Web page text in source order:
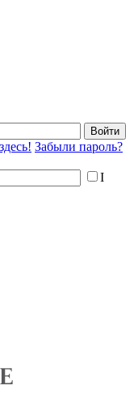
Войти
Забыли пароль?
I